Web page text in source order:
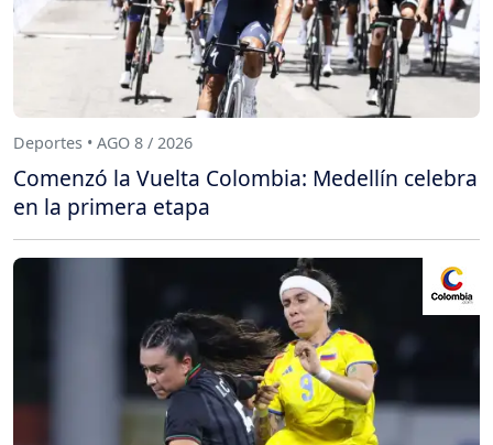
Deportes • AGO 8 / 2026
Comenzó la Vuelta Colombia: Medellín celebra
en la primera etapa